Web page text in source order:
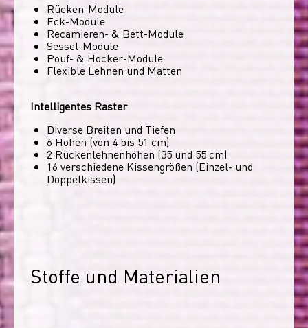
Rücken-Module
Eck-Module
Recamieren- & Bett-Module
Sessel-Module
Pouf- & Hocker-Module
Flexible Lehnen und Matten
Intelligentes Raster
Diverse Breiten und Tiefen
6 Höhen (von 4 bis 51 cm)
2 Rückenlehnenhöhen (35 und 55 cm)
16 verschiedene Kissengrößen (Einzel- und
Doppelkissen)
Stoffe und Materialien